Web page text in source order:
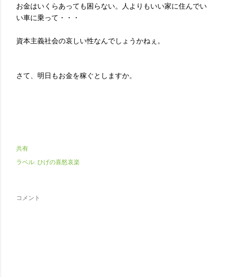
お金はいくらあっても困らない。人よりもいい家に住んでい
い車に乗って・・・
資本主義社会の哀しい性なんでしょうかねぇ。
さて、明日もお金を稼ぐとしますか。
共有
ラベル: ひげの喜怒哀楽
コメント